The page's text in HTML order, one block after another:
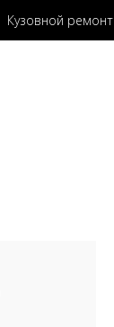
Кузовной ремонт